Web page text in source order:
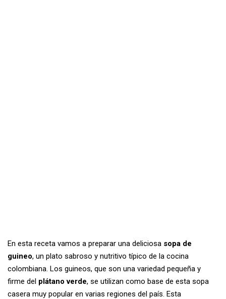
En esta receta vamos a preparar una deliciosa sopa de
guineo, un plato sabroso y nutritivo típico de la cocina
colombiana. Los guineos, que son una variedad pequeña y
firme del plátano verde, se utilizan como base de esta sopa
casera muy popular en varias regiones del país. Esta